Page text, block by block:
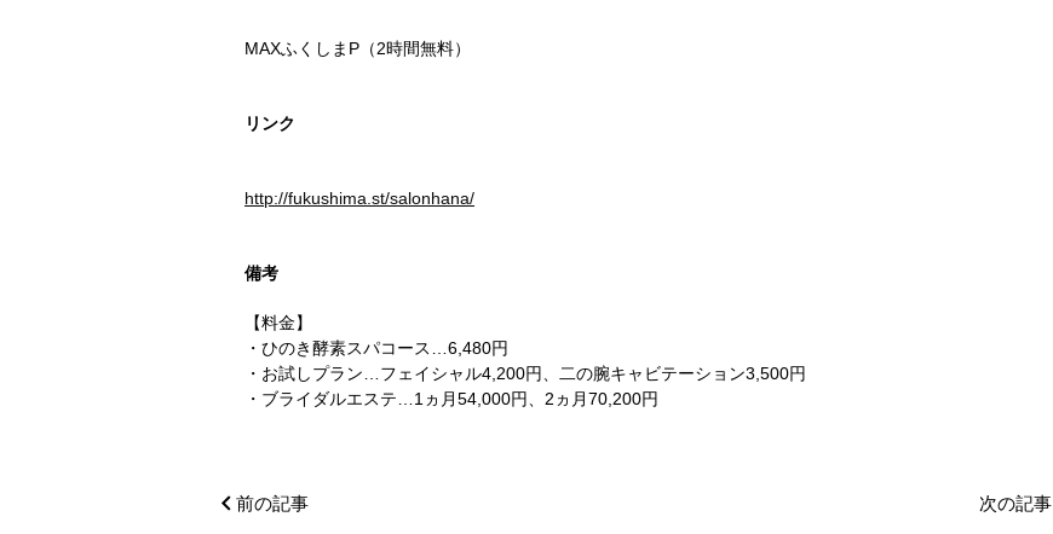
MAXふくしまP（2時間無料）
リンク
http://fukushima.st/salonhana/
備考
【料金】
・ひのき酵素スパコース…6,480円
・お試しプラン…フェイシャル4,200円、二の腕キャビテーション3,500円
・ブライダルエステ…1ヵ月54,000円、2ヵ月70,200円
前の記事 次の記事